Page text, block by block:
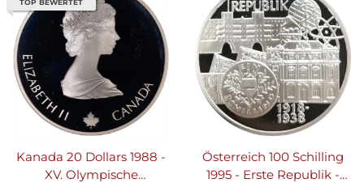
TOP BEWERTET
Kanada 20 Dollars 1988 -
XV. Olympische
Österreich 100 Schilling
1995 - Erste Republik -